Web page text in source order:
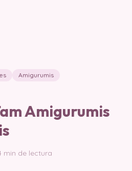
Amigurumis
Amigurumis
min de lectura